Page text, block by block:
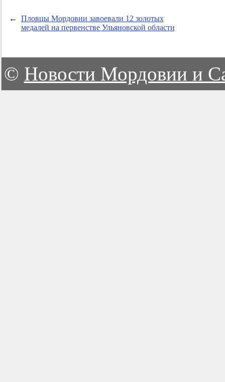
←
Пловцы Мордовии завоевали 12 золотых
медалей на первенстве Ульяновской области
© Новости Мордовии и